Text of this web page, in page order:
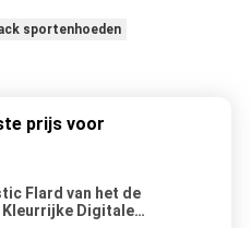
sportenhoeden
prijs voor
Flard van het de
Kleurrijke Digitale